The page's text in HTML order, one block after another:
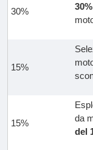
30%
15%
15%
da
del